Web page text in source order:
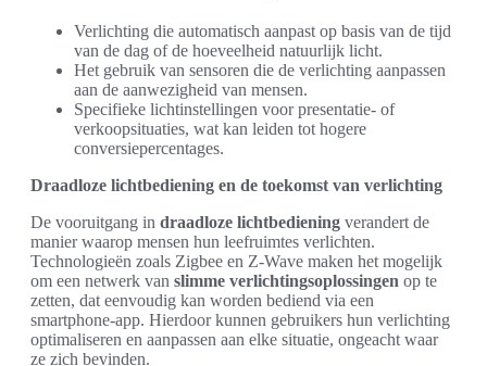
Verlichting die automatisch aanpast op basis van de tijd
van de dag of de hoeveelheid natuurlijk licht.
Het gebruik van sensoren die de verlichting aanpassen
aan de aanwezigheid van mensen.
Specifieke lichtinstellingen voor presentatie- of
verkoopsituaties, wat kan leiden tot hogere
conversiepercentages.
Draadloze lichtbediening en de toekomst van verlichting
De vooruitgang in draadloze lichtbediening verandert de
manier waarop mensen hun leefruimtes verlichten.
Technologieën zoals Zigbee en Z-Wave maken het mogelijk
om een netwerk van slimme verlichtingsoplossingen op te
zetten, dat eenvoudig kan worden bediend via een
smartphone-app. Hierdoor kunnen gebruikers hun verlichting
optimaliseren en aanpassen aan elke situatie, ongeacht waar
ze zich bevinden.